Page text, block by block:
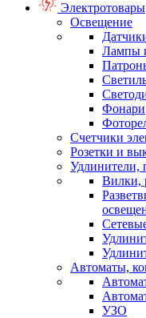
Электротовары
Освещение
Лампы
Фонари
Счетчики
Розетки и
Удлинители,
Вилки,
Автоматы,
УЗО